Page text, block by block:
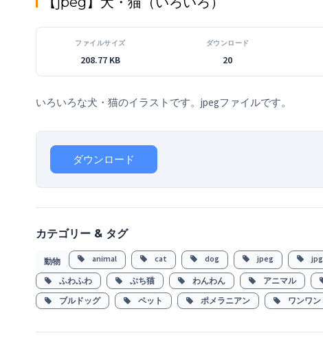
ファイルサイズ
208.77 KB
ダウンロード
20
いろいろな犬・猫のイラストです。jpegファイルです。
ダウンロード
カテゴリー & タグ
動物 animal cat dog jpeg jpg
ふわふわ ぶち猫 わんわん アニマル
ブルドッグ
ペット ポメラニアン ワンワン